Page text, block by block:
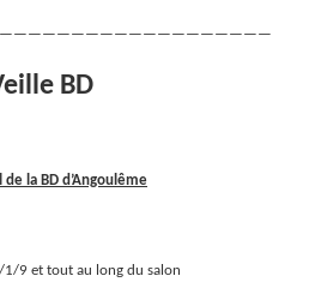
BD
de la BD d’Angoulême
1/9 et tout au long du salon